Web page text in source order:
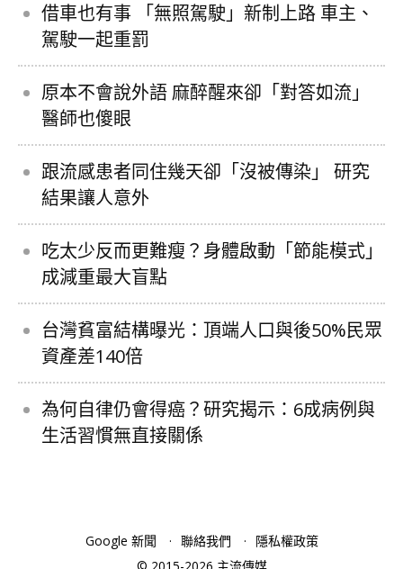
借車也有事 「無照駕駛」新制上路 車主、
駕駛一起重罰
原本不會說外語 麻醉醒來卻「對答如流」
醫師也傻眼
跟流感患者同住幾天卻「沒被傳染」 研究
結果讓人意外
吃太少反而更難瘦？身體啟動「節能模式」
成減重最大盲點
台灣貧富結構曝光：頂端人口與後50%民眾
資產差140倍
為何自律仍會得癌？研究揭示：6成病例與
生活習慣無直接關係
Google 新聞 聯絡我們
隱私權政策